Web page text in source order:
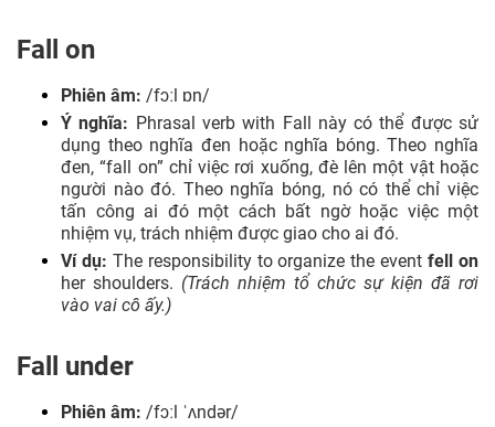
Fall on
Phiên âm: /fɔːl ɒn/
Ý nghĩa: Phrasal verb with Fall này có thể được sử
dụng theo nghĩa đen hoặc nghĩa bóng. Theo nghĩa
đen, “fall on” chỉ việc rơi xuống, đè lên một vật hoặc
người nào đó. Theo nghĩa bóng, nó có thể chỉ việc
tấn công ai đó một cách bất ngờ hoặc việc một
nhiệm vụ, trách nhiệm được giao cho ai đó.
Ví dụ: The responsibility to organize the eventfell on
her shoulders. (Trách nhiệm tổ chức sự kiện đã rơi
vào vai cô ấy.)
Fall under
Phiên âm: /fɔːl ˈʌndər/